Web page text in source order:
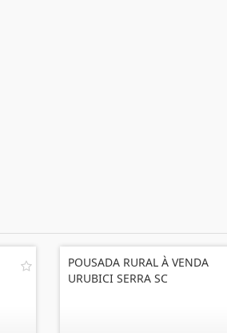
POUSADA RURAL À VENDA
URUBICI SERRA SC